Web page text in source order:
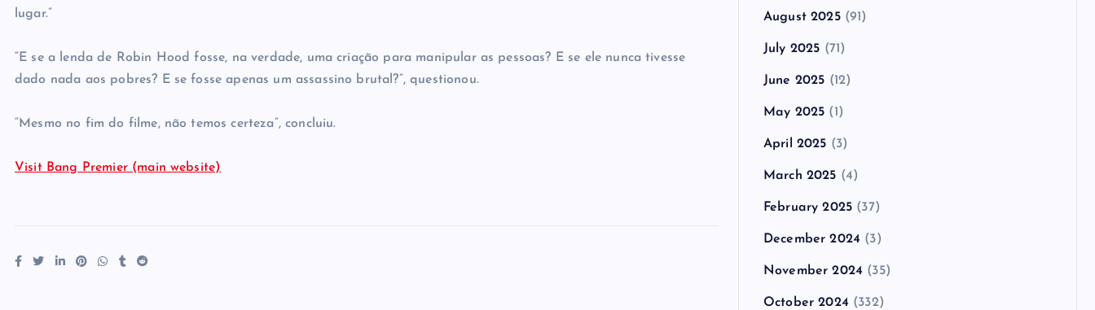
lugar.”
“E se a lenda de Robin Hood fosse, na verdade, uma criação para manipular as pessoas? E se ele nunca tivesse
dado nada aos pobres? E se fosse apenas um assassino brutal?”, questionou.
“Mesmo no fim do filme, não temos certeza”, concluiu.
Visit Bang Premier (main website)
August 2025(91)
July 2025 (71)
June 2025 (12)
May 2025 (1)
April 2025 (3)
March 2025 (4)
February 2025 (37)
December 2024 (3)
November 2024 (35)
October 2024 (332)